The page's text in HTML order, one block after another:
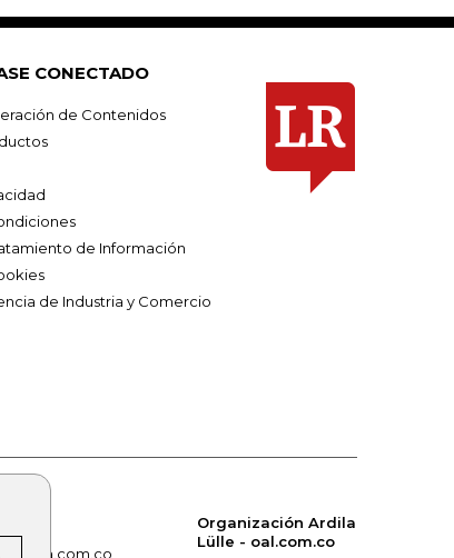
CONECTADO
de Contenidos
de Información
de Industria y Comercio
alerta.com.co
Organización Ardila
Lülle - oal.com.co